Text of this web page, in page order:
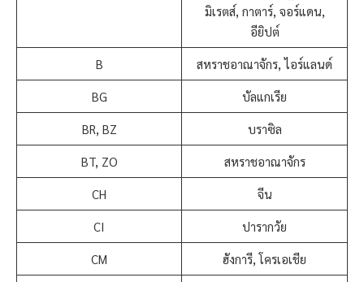
มิเรตส์, กาตาร์, จอร์แดน,
อียิปต์
B สหราชอาณาจักร, ไอร์แลนด์
BG บัลแกเรีย
BR, BZ บราซิล
BT, ZO สหราชอาณาจักร
CH จีน
CI ปารากวัย
CM ฮังการี, โครเอเชีย